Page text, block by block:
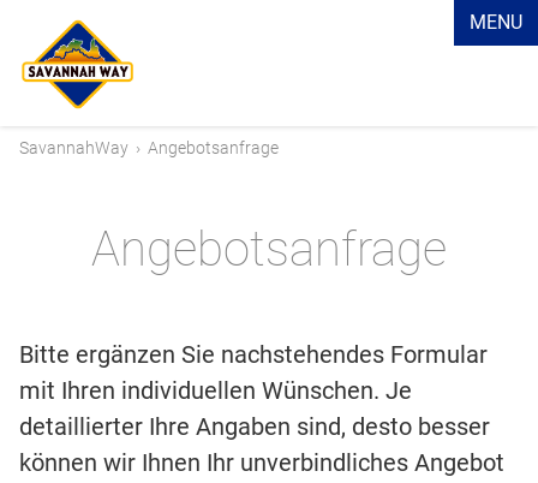
MENU
SavannahWay › Angebotsanfrage
Angebotsanfrage
Bitte ergänzen Sie nachstehendes Formular
mit Ihren individuellen Wünschen. Je
detaillierter Ihre Angaben sind, desto besser
können wir Ihnen Ihr unverbindliches Angebot